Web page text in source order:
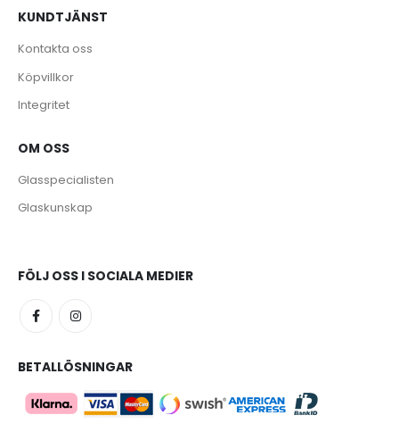
KUNDTJÄNST
Kontakta oss
Köpvillkor
Integritet
OM OSS
Glasspecialisten
Glaskunskap
FÖLJ OSS I SOCIALA MEDIER
BETALLÖSNINGAR